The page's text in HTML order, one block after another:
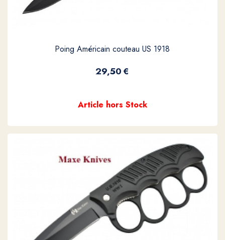
Poing Américain couteau US 1918
29,50€
Article hors Stock